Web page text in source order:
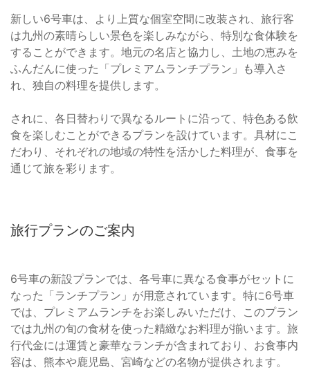
新しい6号車は、より上質な個室空間に改装され、旅行客
は九州の素晴らしい景色を楽しみながら、特別な食体験を
することができます。地元の名店と協力し、土地の恵みを
ふんだんに使った「プレミアムランチプラン」も導入さ
れ、独自の料理を提供します。
されに、各日替わりで異なるルートに沿って、特色ある飲
食を楽しむことができるプランを設けています。具材にこ
だわり、それぞれの地域の特性を活かした料理が、食事を
通じて旅を彩ります。
旅行プランのご案内
6号車の新設プランでは、各号車に異なる食事がセットに
なった「ランチプラン」が用意されています。特に6号車
では、プレミアムランチをお楽しみいただけ、このプラン
では九州の旬の食材を使った精緻なお料理が揃います。旅
行代金には運賃と豪華なランチが含まれており、お食事内
容は、熊本や鹿児島、宮崎などの名物が提供されます。